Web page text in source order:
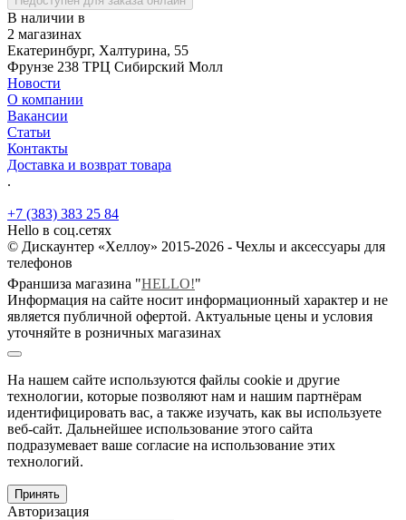
В наличии в
2 магазинах
Екатеринбург, Халтурина, 55
Фрунзе 238 ТРЦ Сибирский Молл
Новости
О компании
Вакансии
Статьи
Контакты
Доставка и возврат товара
.
+7 (383) 383 25 84
Hello в соц.сетях
© Дискаунтер «Хеллоу» 2015-2026 - Чехлы и аксессуары для
телефонов
Франшиза магазина "HELLO!"
Информация на сайте носит информационный характер и не
является публичной офертой. Актуальные цены и условия
уточняйте в розничных магазинах
На нашем сайте используются файлы cookie и другие
технологии, которые позволяют нам и нашим партнёрам
идентифицировать вас, а также изучать, как вы используете
веб-сайт. Дальнейшее использование этого сайта
подразумевает ваше согласие на использование этих
технологий.
Принять
Авторизация